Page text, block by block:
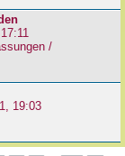
/
19:03